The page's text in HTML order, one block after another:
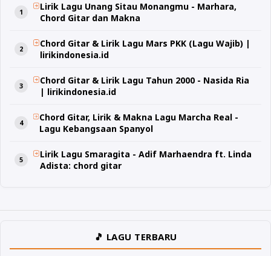
Lirik Lagu Unang Sitau Monangmu - Marhara,
Chord Gitar dan Makna
Chord Gitar & Lirik Lagu Mars PKK (Lagu Wajib) |
lirikindonesia.id
Chord Gitar & Lirik Lagu Tahun 2000 - Nasida Ria
| lirikindonesia.id
Chord Gitar, Lirik & Makna Lagu Marcha Real -
Lagu Kebangsaan Spanyol
Lirik Lagu Smaragita - Adif Marhaendra ft. Linda
Adista: chord gitar
🎵 LAGU TERBARU